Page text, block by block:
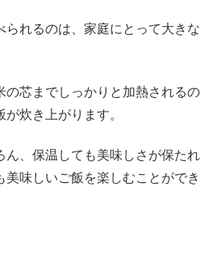
られるのは、家庭にとって大きな
の芯までしっかりと加熱されるの
炊き上がります。
ん、保温しても美味しさが保たれ
美味しいご飯を楽しむことができ